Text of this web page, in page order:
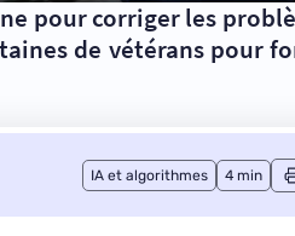
pour corriger les
de vétérans pour
IA et algorithmes 4 min